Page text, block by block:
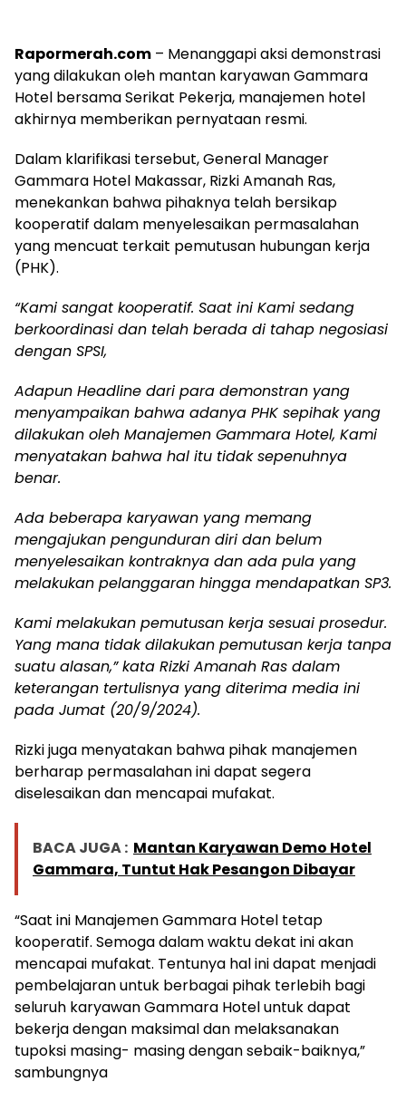
Rapormerah.com – Menanggapi aksi demonstrasi
yang dilakukan oleh mantan karyawan Gammara
Hotel bersama Serikat Pekerja, manajemen hotel
akhirnya memberikan pernyataan resmi.
Dalam klarifikasi tersebut, General Manager
Gammara Hotel Makassar, Rizki Amanah Ras,
menekankan bahwa pihaknya telah bersikap
kooperatif dalam menyelesaikan permasalahan
yang mencuat terkait pemutusan hubungan kerja
(PHK).
“Kami sangat kooperatif. Saat ini Kami sedang
berkoordinasi dan telah berada di tahap negosiasi
dengan SPSI,
Adapun Headline dari para demonstran yang
menyampaikan bahwa adanya PHK sepihak yang
dilakukan oleh Manajemen Gammara Hotel, Kami
menyatakan bahwa hal itu tidak sepenuhnya
benar.
Ada beberapa karyawan yang memang
mengajukan pengunduran diri dan belum
menyelesaikan kontraknya dan ada pula yang
melakukan pelanggaran hingga mendapatkan SP3.
Kami melakukan pemutusan kerja sesuai prosedur.
Yang mana tidak dilakukan pemutusan kerja tanpa
suatu alasan,” kata Rizki Amanah Ras dalam
keterangan tertulisnya yang diterima media ini
pada Jumat (20/9/2024).
Rizki juga menyatakan bahwa pihak manajemen
berharap permasalahan ini dapat segera
diselesaikan dan mencapai mufakat.
BACA JUGA : Mantan Karyawan Demo Hotel
Gammara, Tuntut Hak Pesangon Dibayar
“Saat ini Manajemen Gammara Hotel tetap
kooperatif. Semoga dalam waktu dekat ini akan
mencapai mufakat. Tentunya hal ini dapat menjadi
pembelajaran untuk berbagai pihak terlebih bagi
seluruh karyawan Gammara Hotel untuk dapat
bekerja dengan maksimal dan melaksanakan
tupoksi masing- masing dengan sebaik-baiknya,”
sambungnya